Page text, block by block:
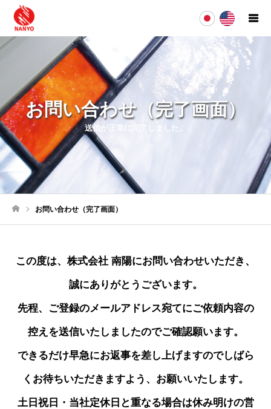
お問い合わせ（完了画面）
送信が正常に完了しました。
お問い合わせ（完了画面）
この度は、株式会社 南陽にお問い合わせいただき、
誠にありがとうございます。
先程、ご登録のメールアドレス宛てにご依頼内容の
控えを送信いたしましたのでご確認願います。
できるだけ早急にお返事を差し上げますのでしばら
くお待ちいただきますよう、お願いいたします。
土日祝日・当社定休日と重なる場合は休み明けの営